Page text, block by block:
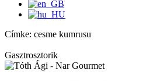
Címke: cesme kumrusu
Gasztrosztorik